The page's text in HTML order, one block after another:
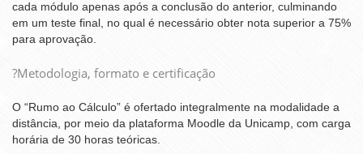
cada módulo apenas após a conclusão do anterior, culminando
em um teste final, no qual é necessário obter nota superior a 75%
para aprovação.
?Metodologia, formato e certificação
O “Rumo ao Cálculo” é ofertado integralmente na modalidade a
distância, por meio da plataforma Moodle da Unicamp, com carga
horária de 30 horas teóricas.